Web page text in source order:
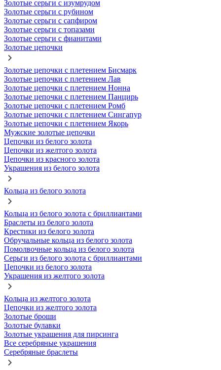
Золотые серьги с изумрудом
Золотые серьги с рубином
Золотые серьги с сапфиром
Золотые серьги с топазами
Золотые серьги с фианитами
Золотые цепочки
Золотые цепочки с плетением Бисмарк
Золотые цепочки с плетением Лав
Золотые цепочки с плетением Нонна
Золотые цепочки с плетением Панцирь
Золотые цепочки с плетением Ромб
Золотые цепочки с плетением Сингапур
Золотые цепочки с плетением Якорь
Мужские золотые цепочки
Цепочки из белого золота
Цепочки из желтого золота
Цепочки из красного золота
Украшения из белого золота
Кольца из белого золота
Кольца из белого золота с бриллиантами
Браслеты из белого золота
Крестики из белого золота
Обручальные кольца из белого золота
Помолвочные кольца из белого золота
Серьги из белого золота с бриллиантами
Цепочки из белого золота
Украшения из желтого золота
Кольца из желтого золота
Цепочки из желтого золота
Золотые броши
Золотые булавки
Золотые украшения для пирсинга
Все серебряные украшения
Серебряные браслеты